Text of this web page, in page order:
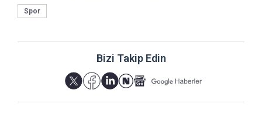
Spor
Bizi Takip Edin